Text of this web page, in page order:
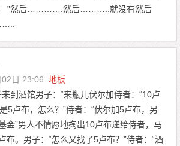
！ ”然后………….然后………..就没有然后
日 23:06 地板
到酒馆男子：“来瓶儿伏尔加侍者：“10卢
5卢布，怎么？”侍者：“伏尔加5卢布，另
金”男人不情愿地掏出10卢布递给侍者，马
布。男子：“怎么又找了5卢布？”侍者：“酒